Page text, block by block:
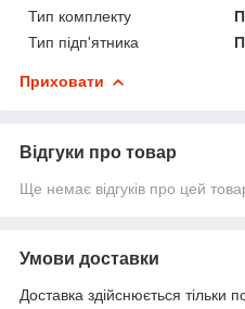
Тип комплекту
Тип підп'ятника
Приховати
Відгуки про товар
Ще немає відгуків про цей
Умови доставки
Доставка здійснюється тільки